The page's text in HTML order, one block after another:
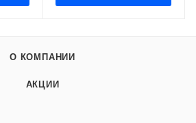
О КОМПАНИИ
АКЦИИ